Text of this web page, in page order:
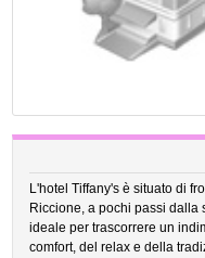
L'hotel Tiffany's è situato di
Riccione, a pochi passi dalla
ideale per trascorrere un
comfort, del relax e della